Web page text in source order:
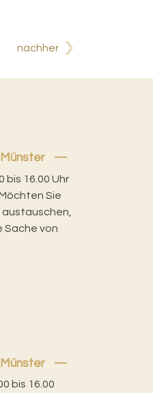
nachher
bis 16.00 Uhr
Sie
Sache von
bis 16.00